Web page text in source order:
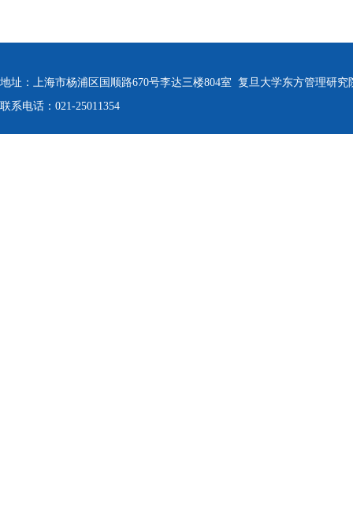
地址：上海市杨浦区国顺路670号李达三楼804室 复旦大学东方管理研
联系电话：021-25011354